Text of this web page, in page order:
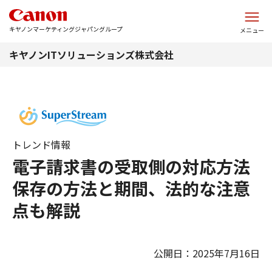
キヤノンマーケティングジャパングループ メニュー
キヤノンITソリューションズ株式会社
電子請求書の受取側の対応方法
保存の方法と期間、法的な注意
点も解説
トレンド情報
公開日：2025年7月16日